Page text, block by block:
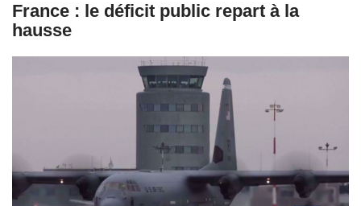
France : le déficit public repart à la
hausse